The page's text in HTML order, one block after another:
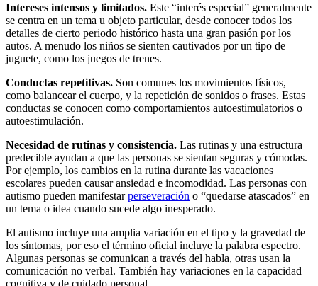
Intereses intensos y limitados. Este “interés especial” generalmente
se centra en un tema u objeto particular, desde conocer todos los
detalles de cierto periodo histórico hasta una gran pasión por los
autos. A menudo los niños se sienten cautivados por un tipo de
juguete, como los juegos de trenes.
Conductas repetitivas. Son comunes los movimientos físicos,
como balancear el cuerpo, y la repetición de sonidos o frases. Estas
conductas se conocen como comportamientos autoestimulatorios o
autoestimulación.
Necesidad de rutinas y consistencia. Las rutinas y una estructura
predecible ayudan a que las personas se sientan seguras y cómodas.
Por ejemplo, los cambios en la rutina durante las vacaciones
escolares pueden causar ansiedad e incomodidad. Las personas con
autismo pueden manifestarperseveración o “quedarse atascados” en
un tema o idea cuando sucede algo inesperado.
El autismo incluye una amplia variación en el tipo y la gravedad de
los síntomas, por eso el término oficial incluye la palabra espectro.
Algunas personas se comunican a través del habla, otras usan la
comunicación no verbal. También hay variaciones en la capacidad
cognitiva y de cuidado personal.